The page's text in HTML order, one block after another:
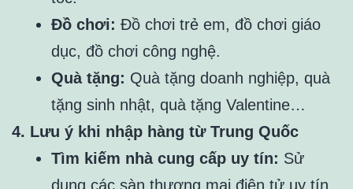
Đồ chơi: Đồ chơi trẻ em, đồ chơi giáo
dục, đồ chơi công nghệ.
Quà tặng: Quà tặng doanh nghiệp, quà
tặng sinh nhật, quà tặng Valentine…
4. Lưu ý khi nhập hàng từ Trung Quốc
Tìm kiếm nhà cung cấp uy tín: Sử
dụng các sàn thương mại điện tử uy tín